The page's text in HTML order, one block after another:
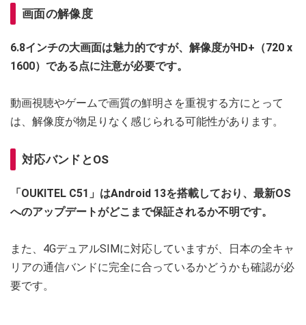
画面の解像度
6.8インチの大画面は魅力的ですが、解像度がHD+（720 x
1600）である点に注意が必要です。
動画視聴やゲームで画質の鮮明さを重視する方にとって
は、解像度が物足りなく感じられる可能性があります。
対応バンドとOS
「OUKITEL C51」はAndroid 13を搭載しており、最新OS
へのアップデートがどこまで保証されるか不明です。
また、4GデュアルSIMに対応していますが、日本の全キャ
リアの通信バンドに完全に合っているかどうかも確認が必
要です。